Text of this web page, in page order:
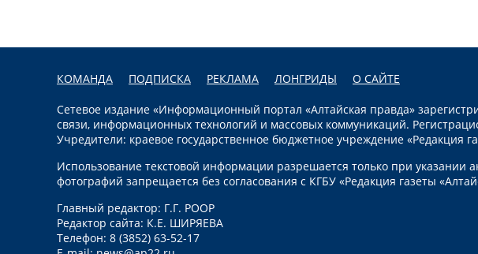
КОМАНДА ПОДПИСКА РЕКЛАМА ЛОНГРИДЫ О САЙТЕ
Сетевое издание «Информационный портал «Алтайская правда»
связи, информационных технологий и массовых коммуникаций.
Учредители: краевое государственное бюджетное учреждение «Редакция
Использование текстовой информации разрешается только при указании
фотографий запрещается без согласования с КГБУ «Редакция газеты
Главный редактор: Г.Г. РООР
Редактор сайта: К.Е. ШИРЯЕВА
Телефон: 8 (3852) 63-52-17